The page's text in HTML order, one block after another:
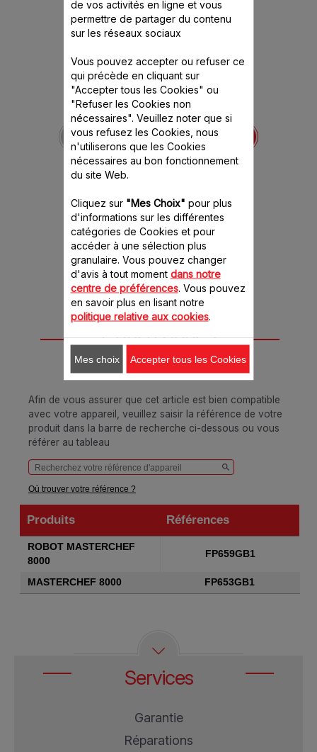
Couteau blanc hachoir
MS-8030000708
Préparer le repas devient
un jeu d'enfant
Stock disponible.
8.20 CHF
Ajouter au panier
Conçu pour 2
produit(s)
Afin de vous assurer que cet article est bien compatible
avec votre appareil, veuillez saisir la référence de votre
produit dans la barre de recherche ci-dessous ou vous
référer au tableau
Où trouver votre référence ?
Produits
Références
Produits
ROBOT MASTERCHEF
8000
FP659GB1
MASTERCHEF 8000 FP653GB1
Services
Garantie
Réparations
de vos activités en ligne et vous
permettre de partager du contenu
sur les réseaux sociaux
Vous pouvez accepter ou refuser ce
qui précède en cliquant sur
"Accepter tous les Cookies" ou
"Refuser les Cookies non
nécessaires". Veuillez noter que si
vous refusez les Cookies, nous
n'utiliserons que les Cookies
nécessaires au bon fonctionnement
du site Web.
Cliquez sur "Mes Choix" pour plus
d'informations sur les différentes
catégories de Cookies et pour
accéder à une sélection plus
granulaire. Vous pouvez changer
d'avis à tout moment dans notre
centre de préférences. Vous pouvez
en savoir plus en lisant notre
politique relative aux cookies.
Mes choix Accepter tous les Cookies